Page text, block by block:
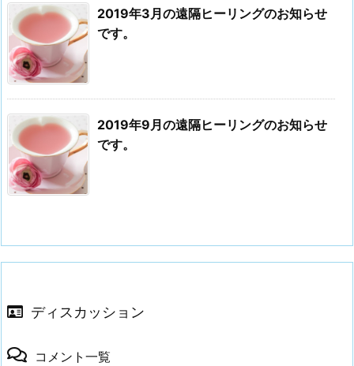
2019年3月の遠隔ヒーリングのお知らせ
です。
2019年9月の遠隔ヒーリングのお知らせ
です。
ディスカッション
コメント一覧